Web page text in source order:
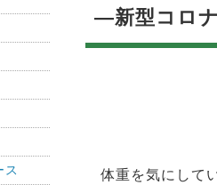
―新型コロ
体重を気にして
ス